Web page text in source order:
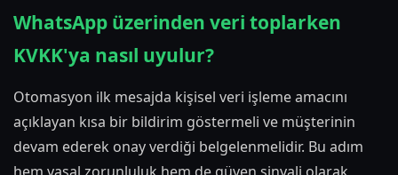
WhatsApp üzerinden veri toplarken
KVKK'ya nasıl uyulur?
Otomasyon ilk mesajda kişisel veri işleme amacını
açıklayan kısa bir bildirim göstermeli ve müşterinin
devam ederek onay verdiği belgelenmelidir. Bu adım